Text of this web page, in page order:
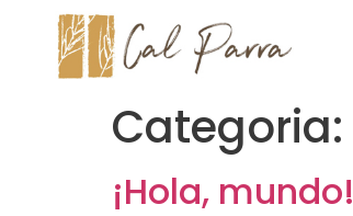
Categoria:
¡Hola, mundo!